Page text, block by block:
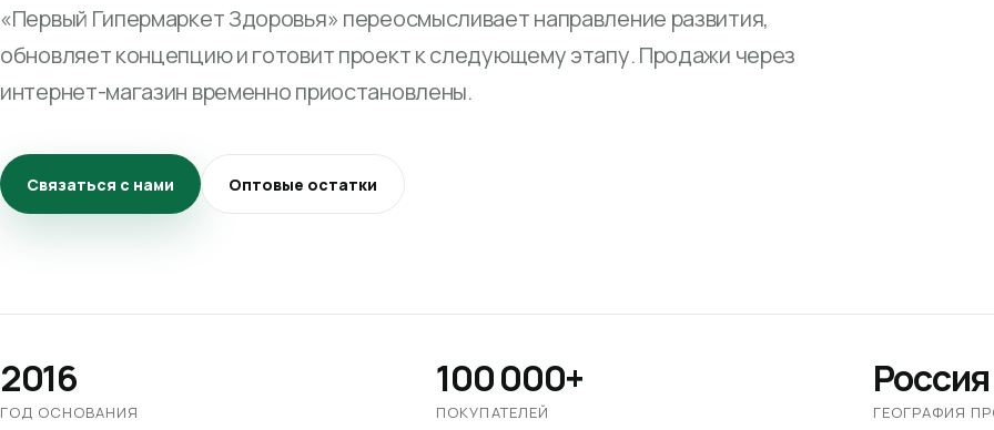
«Первый Гипермаркет Здоровья» переосмысливает направление развития,
обновляет концепцию и готовит проект к следующему этапу. Продажи через
интернет-магазин временно приостановлены.
Связаться с нами Оптовые остатки
2016
ГОД ОСНОВАНИЯ
100 000+
ПОКУПАТЕЛЕЙ
Россия
ГЕОГРАФИЯ